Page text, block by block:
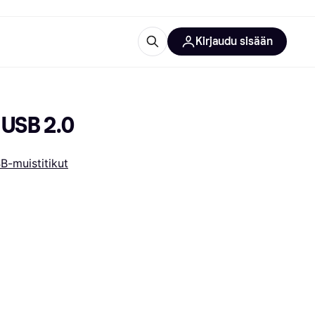
Kirjaudu sisään
2.0
muistitikut